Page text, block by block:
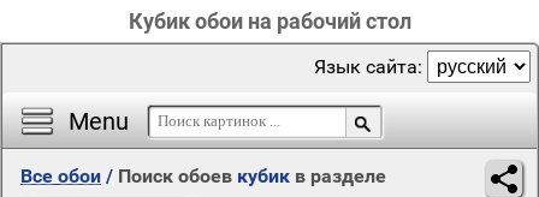
Кубик обои на рабочий стол
Menu
Язык сайта:
Все обои / Поиск обоев кубик в разделе